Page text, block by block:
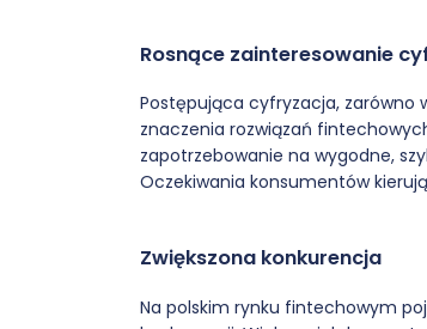
Rosnące zainteresowanie
Postępująca cyfryzacja, zarówno
znaczenia rozwiązań
zapotrzebowanie na wygodne,
Oczekiwania konsumentów
Zwiększona konkurencja
Na polskim rynku fintechowym